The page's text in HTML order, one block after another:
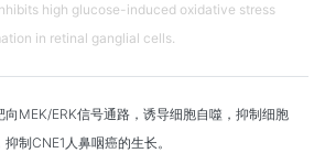
high glucose-induced oxidative stress
in retinal ganglial cells.
向MEK/ERK信号通路，诱导细胞自噬，抑制细胞
制CNE1人鼻咽癌的生长。